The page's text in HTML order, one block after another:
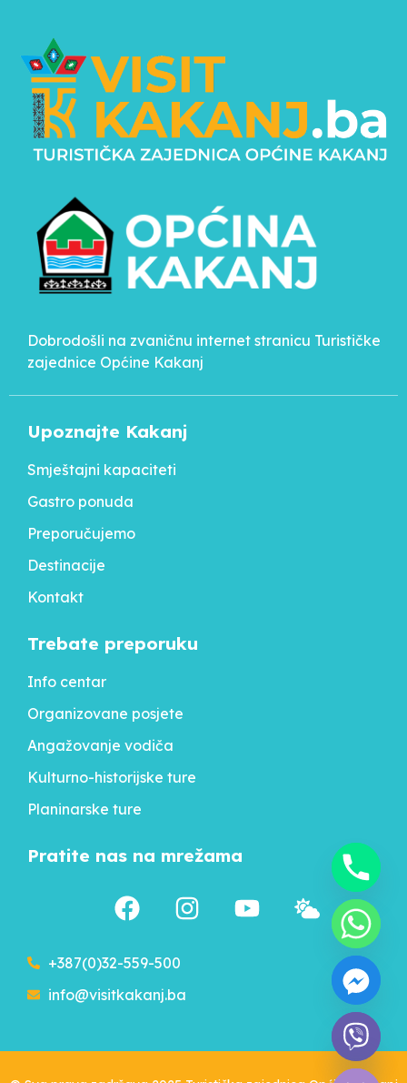
Dobrodošli na zvaničnu internet stranicu Turističke
zajednice Općine Kakanj
Upoznajte Kakanj
Smještajni kapaciteti
Gastro ponuda
Preporučujemo
Destinacije
Kontakt
Trebate preporuku
Info centar
Organizovane posjete
Angažovanje vodiča
Kulturno-historijske ture
Planinarske ture
Pratite nas na mrežama
+387(0)32-559-500
info@visitkakanj.ba
Hide
chaty